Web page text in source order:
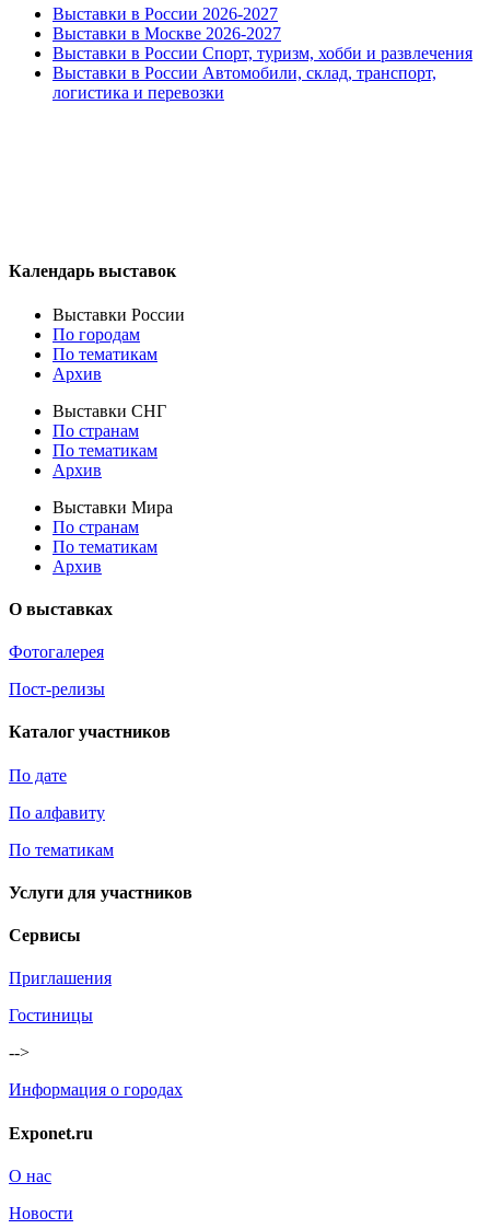
Выставки в России 2026-2027
Выставки в Москве 2026-2027
Выставки в России Спорт, туризм, хобби и развлечения
Выставки в России Автомобили, склад, транспорт,
логистика и перевозки
Календарь выставок
Выставки России
По городам
По тематикам
Архив
Выставки СНГ
По странам
По тематикам
Архив
Выставки Мира
По странам
По тематикам
Архив
О выставках
Фотогалерея
Пост-релизы
Каталог участников
По дате
По алфавиту
По тематикам
Услуги для участников
Сервисы
Приглашения
Гостиницы
-->
Информация о городах
Exponet.ru
О нас
Новости